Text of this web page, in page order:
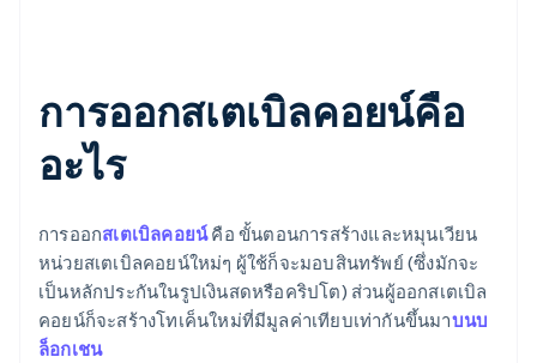
การออกสเตเบิลคอยน์คือ
อะไร
การออกสเตเบิลคอยน์คือ ขั้นตอนการสร้างและหมุนเวียน
หน่วยสเตเบิลคอยน์ใหม่ๆ ผู้ใช้ก็จะมอบสินทรัพย์ (ซึ่งมักจะ
เป็นหลักประกันในรูปเงินสดหรือคริปโต) ส่วนผู้ออกสเตเบิล
คอยน์ก็จะสร้างโทเค็นใหม่ที่มีมูลค่าเทียบเท่ากันขึ้นมาบนบ
ล็อกเชน